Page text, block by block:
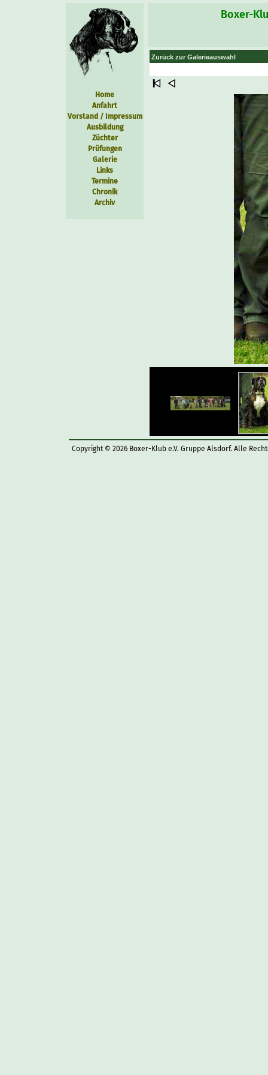
Home
Anfahrt
Vorstand / Impressum
Ausbildung
Züchter
Prüfungen
Galerie
Links
Termine
Chronik
Archiv
Boxer-
Zurück zur Galerieauswahl
Copyright © 2026 Boxer-Klub e.V. Gruppe Alsdorf. Alle